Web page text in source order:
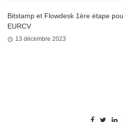
Bitstamp et Flowdesk 1ère étape
EURCV
13 décembre 2023